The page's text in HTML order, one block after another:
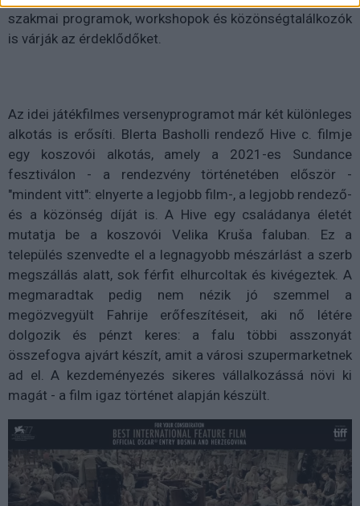
szakmai programok, workshopok és közönségtalálkozók
is várják az érdeklődőket.
Az idei játékfilmes versenyprogramot már két különleges
alkotás is erősíti. Blerta Basholli rendező Hive c. filmje
egy koszovói alkotás, amely a 2021-es Sundance
fesztiválon - a rendezvény történetében először -
"mindent vitt": elnyerte a legjobb film-, a legjobb rendező-
és a közönség díját is. A Hive egy családanya életét
mutatja be a koszovói Velika Kruša faluban. Ez a
település szenvedte el a legnagyobb mészárlást a szerb
megszállás alatt, sok férfit elhurcoltak és kivégeztek. A
megmaradtak pedig nem nézik jó szemmel a
megözvegyült Fahrije erőfeszítéseit, aki nő létére
dolgozik és pénzt keres: a falu többi asszonyát
összefogva ajvárt készít, amit a városi szupermarketnek
ad el. A kezdeményezés sikeres vállalkozássá növi ki
magát - a film igaz történet alapján készült.